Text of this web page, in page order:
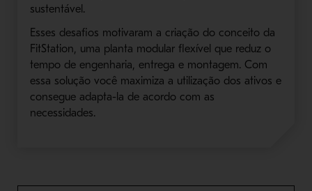
sustentável.
Esses desafios motivaram a criação do conceito da
FitStation, uma planta modular flexível que reduz o
tempo de engenharia, entrega e montagem. Com
essa solução você maximiza a utilização dos ativos e
consegue adapta-la de acordo com as
necessidades.